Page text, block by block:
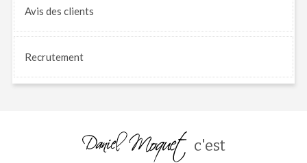
Avis des clients
Recrutement
c'est